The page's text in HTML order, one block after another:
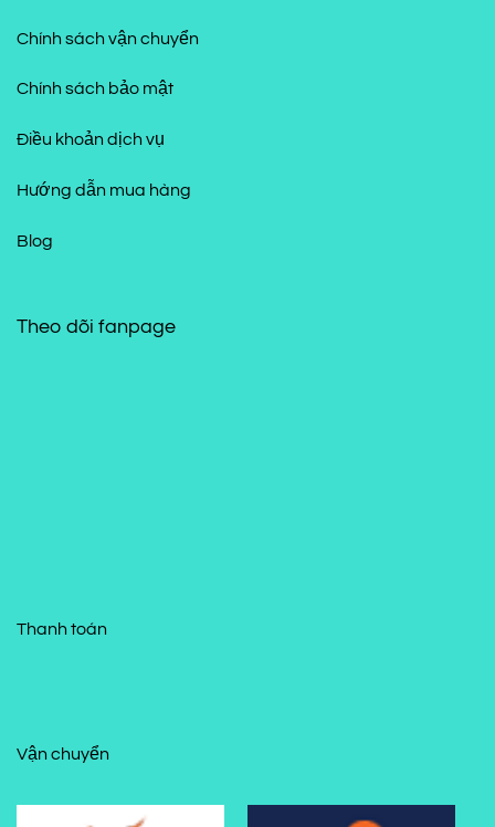
Chính sách vận chuyển
Chính sách bảo mật
Điều khoản dịch vụ
Hướng dẫn mua hàng
Blog
Theo dõi fanpage
Thanh toán
Vận chuyển